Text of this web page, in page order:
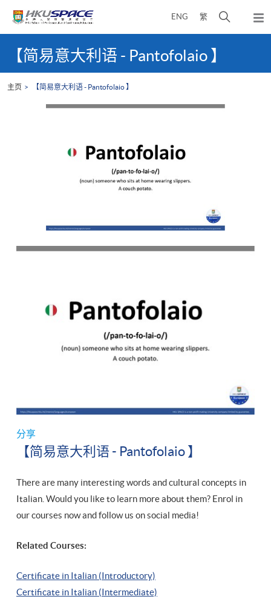
ENG 繁
开
弹
出
单
content【简易意大利语 - Pantofolaio 】
主页 【简易意大利语 - Pantofolaio 】
分享
【简易意大利语 - Pantofolaio 】
There are many interesting words and cultural concepts in
Italian. Would you like to learn more about them? Enrol in
our courses now and follow us on social media!
Related Courses:
Certificate in Italian (Introductory)
Certificate in Italian (Intermediate)